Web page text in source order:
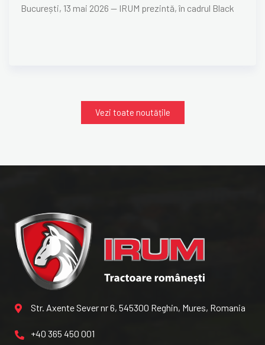
București, 13 mai 2026 — IRUM prezintă, în cadrul Black
Vezi toate noutățile
Str. Axente Sever nr 6, 545300 Reghin, Mures, Romania
+40 365 450 001